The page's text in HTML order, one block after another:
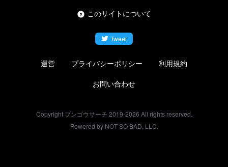
このサイトについて
Tweet
運営 プライバシーポリシー
利用規約
お問い合わせ
Copyright ブンゴウサーチ 2019-2026 All rights reserved.
Powered by NOT SO BAD, LLC.